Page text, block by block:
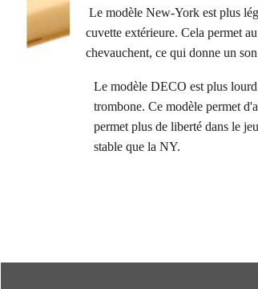
Le modèle New-York est plus
cuvette extérieure. Cela permet
chevauchent, ce qui donne un
Le modèle DECO est plus lourd
trombone. Ce modèle permet
permet plus de liberté dans le
stable que la NY.